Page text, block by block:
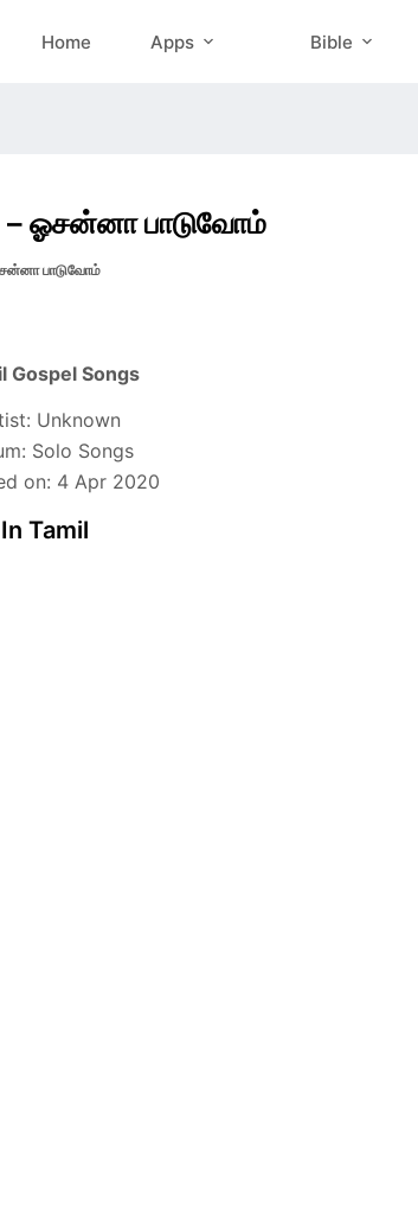
Home Apps Bible
– ஓசன்னா பாடுவோம்
பாடுவோம்
Gospel Songs
Unknown
Solo Songs
on: 4 Apr 2020
Tamil